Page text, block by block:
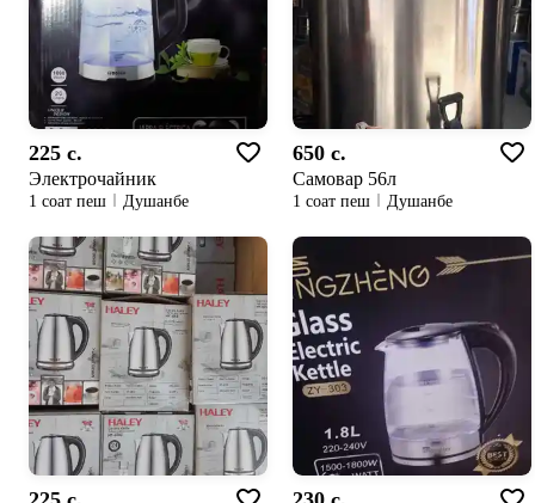
225 c.
Электрочайник
1 соат пеш Душанбе
650 c.
Самовар 56л
1 соат пеш Душанбе